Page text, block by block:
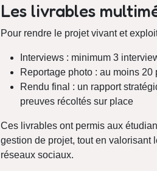
Les livrables
Pour rendre le projet vivant et
Interviews : minimum 3
Reportage photo : au moins
Rendu final : un rapport
preuves récoltés sur place
Ces livrables ont permis aux
gestion de projet, tout en valorisant
réseaux sociaux.